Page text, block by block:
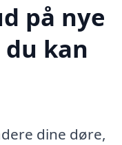
på nye
du kan
dine døre,